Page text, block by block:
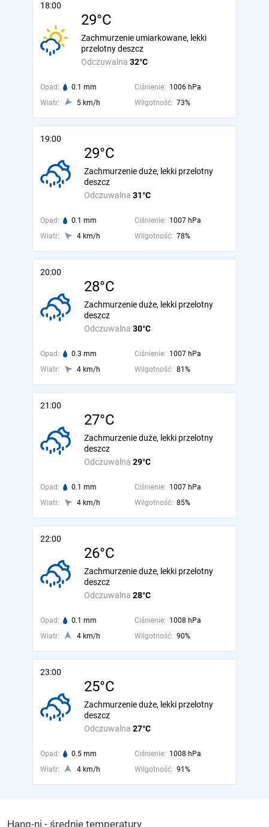
18:00
29°C
Odczuwalna 32°C
Zachmurzenie umiarkowane, lekki
przelotny deszcz
Opad: 0.1 mm Ciśnienie: 1006 hPa
Wiatr:
5 km/h Wilgotność: 73%
19:00
29°C
Odczuwalna 31°C
Zachmurzenie duże, lekki przelotny
deszcz
Opad: 0.1 mm Ciśnienie: 1007 hPa
Wiatr:
4 km/h Wilgotność: 78%
20:00
28°C
Odczuwalna 30°C
Zachmurzenie duże, lekki przelotny
deszcz
Opad: 0.3 mm Ciśnienie: 1007 hPa
Wiatr:
4 km/h Wilgotność: 81%
21:00
27°C
Odczuwalna 29°C
Zachmurzenie duże, lekki przelotny
deszcz
Opad: 0.1 mm Ciśnienie: 1007 hPa
Wiatr:
4 km/h Wilgotność: 85%
22:00
26°C
Odczuwalna 28°C
Zachmurzenie duże, lekki przelotny
deszcz
Opad: 0.1 mm Ciśnienie: 1008 hPa
Wiatr:
4 km/h Wilgotność: 90%
23:00
25°C
Odczuwalna 27°C
Zachmurzenie duże, lekki przelotny
deszcz
Opad: 0.5 mm Ciśnienie: 1008 hPa
Wiatr:
4 km/h Wilgotność: 91%
Hang-ni - średnie temperatury